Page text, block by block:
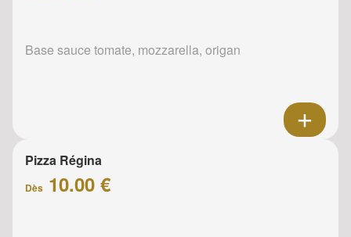
Base sauce tomate, mozzarella, origan
Pizza Régina
Dès 10.00 €